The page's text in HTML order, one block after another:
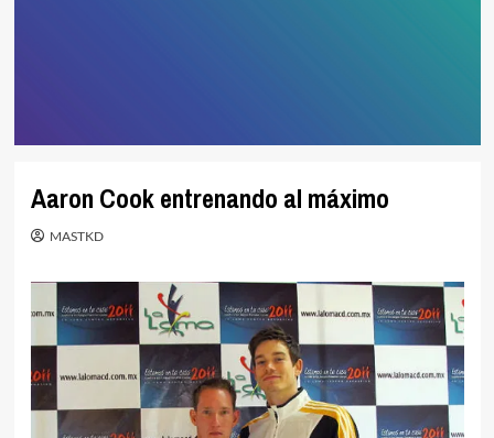
Aaron Cook entrenando al máximo
MASTKD